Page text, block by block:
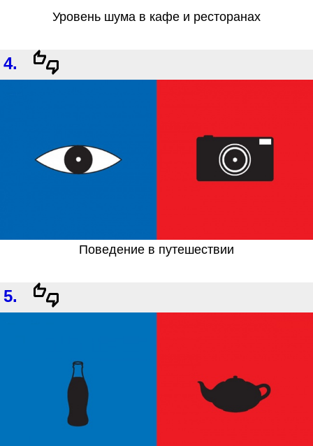
Уровень шума в кафе и ресторанах
4.
Поведение в путешествии
5.